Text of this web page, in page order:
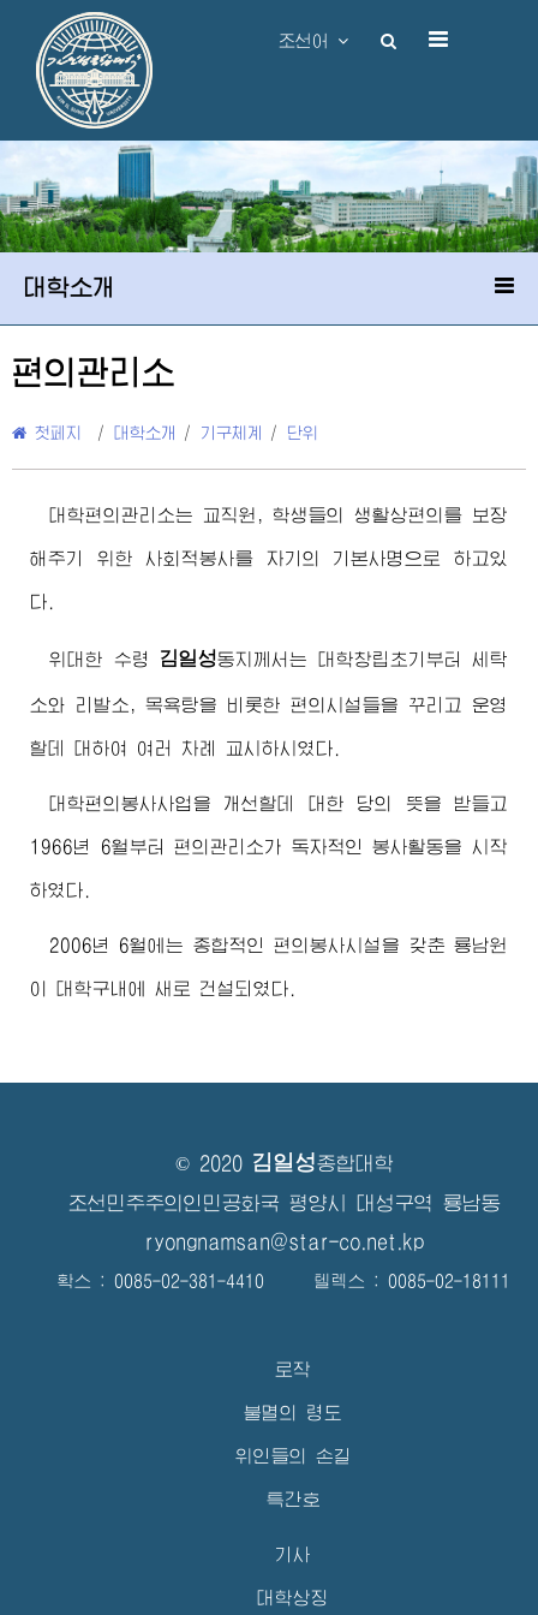
조선어
대학소개
편의관리소
첫페지 / 대학소개 / 기구체계 / 단위
대학편의관리소는 교직원, 학생들의 생활상편의를 보장
해주기 위한 사회적봉사를 자기의 기본사명으로 하고있
다.
위대한 수령 김일성동지께서 는 대학창립초기부터 세탁
소와 리발소, 목욕탕을 비롯한 편의시설들을 꾸리고 운영
할데 대하여 여러 차례 교시하시였다.
대학편의봉사사업을 개선할데 대한 당의 뜻을 받들고
1966년 6월부터 편의관리소가 독자적인 봉사활동을 시작
하였다.
2006년 6월에는 종합적인 편의봉사시설을 갖춘 룡남원
이 대학구내에 새로 건설되였다.
© 2020 김일성종합대학
조선민주주의인민공화국 평양시 대성구역 룡남동
ryongnamsan@star-co.net.kp
확스 : 0085-02-381-4410 텔렉스 : 0085-02-18111
로작
불멸의 령도
위인들의 손길
특간호
기사
대학상징